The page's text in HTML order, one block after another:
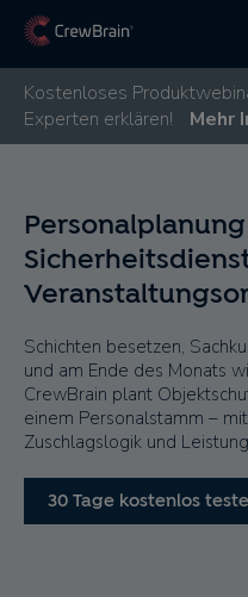
Kostenloses
Experten erklären!
Mehr
Schichten besetzen,
und am Ende des Monats
CrewBrain plant
einem Personalstamm –
Zuschlagslogik und
30 Tage kostenlos